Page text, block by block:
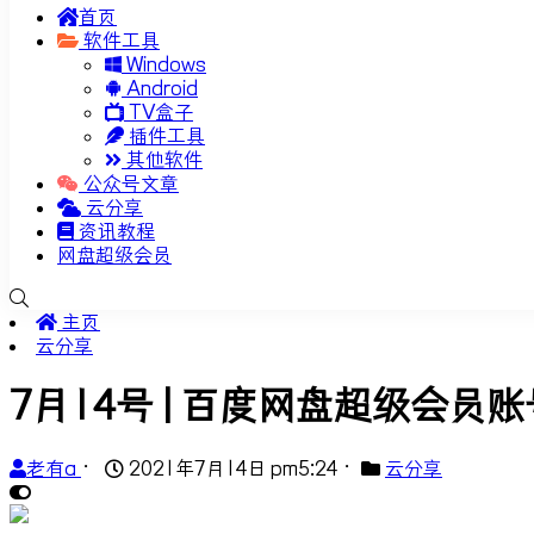
首页
软件工具
Windows
Android
TV盒子
插件工具
其他软件
公众号文章
云分享
资讯教程
网盘超级会员
主页
云分享
7月14号 | 百度网盘超级会员
老有a • 2021年7月14日 pm5:24 • 云分享